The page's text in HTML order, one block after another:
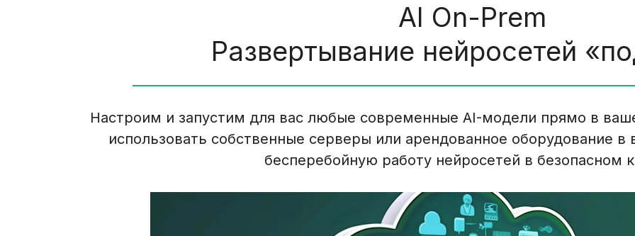
AI On-Prem
Развертывание нейросетей
Настроим и запустим для вас любые современные AI-модели прямо в
использовать собственные серверы или арендованное оборудование
бесперебойную работу нейросетей в безопасном